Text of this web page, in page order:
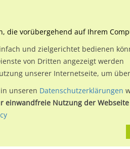
Planen & Buchen
die vorübergehend auf Ihrem
und zielgerichtet bedienen
von Dritten angezeigt werden
unserer Internetseite, um
unseren Datenschutzerklärungen
einwandfreie Nutzung der